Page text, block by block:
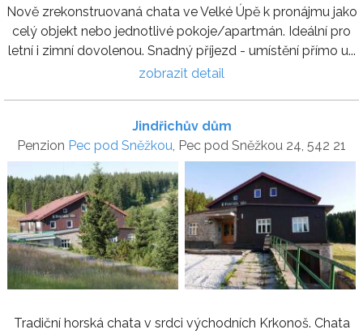
Nově zrekonstruovaná chata ve Velké Úpě k pronájmu jako
celý objekt nebo jednotlivé pokoje/apartmán. Ideální pro
letní i zimní dovolenou. Snadný příjezd - umístění přímo u...
zobrazit detail
Jindřichův dům
Penzion Pec pod Sněžkou, Pec pod Sněžkou 24, 542 21
Tradiční horská chata v srdci východních Krkonoš. Chata